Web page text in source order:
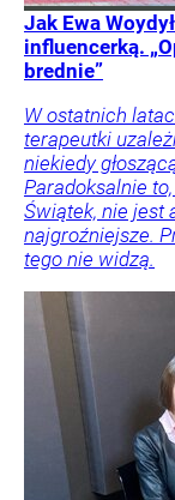
Jak Ewa
influencerką.
brednie”
W ostatnich
terapeutki
niekiedy
Paradoksalnie
Świątek, nie jest
najgroźniejsze.
tego nie widzą.